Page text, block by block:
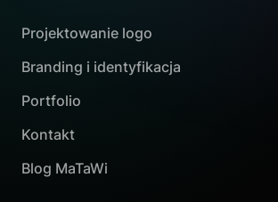
Projektowanie logo
Branding i identyfikacja
Portfolio
Kontakt
Blog MaTaWi